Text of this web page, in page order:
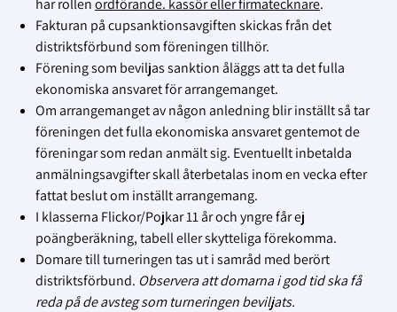
Fakturan på cupsanktionsavgiften skickas från det
distriktsförbund som föreningen tillhör.
Förening som beviljas sanktion åläggs att ta det fulla
ekonomiska ansvaret för arrangemanget.
Om arrangemanget av någon anledning blir inställt så tar
föreningen det fulla ekonomiska ansvaret gentemot de
föreningar som redan anmält sig. Eventuellt inbetalda
anmälningsavgifter skall återbetalas inom en vecka efter
fattat beslut om inställt arrangemang.
I klasserna Flickor/Pojkar 11 år och yngre får ej
poängberäkning, tabell eller skytteliga förekomma.
Domare till turneringen tas ut i samråd med berört
distriktsförbund. Observera att domarna i god tid ska få
reda på de avsteg som turneringen beviljats.